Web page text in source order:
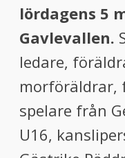
lördagens 5
Gavlevallen.
ledare,
morföräldrar,
spelare från
U16,